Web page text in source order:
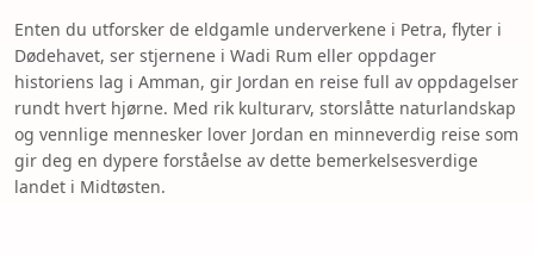
Enten du utforsker de eldgamle underverkene i Petra, flyter i
Dødehavet, ser stjernene i Wadi Rum eller oppdager
historiens lag i Amman, gir Jordan en reise full av oppdagelser
rundt hvert hjørne. Med rik kulturarv, storslåtte naturlandskap
og vennlige mennesker lover Jordan en minneverdig reise som
gir deg en dypere forståelse av dette bemerkelsesverdige
landet i Midtøsten.